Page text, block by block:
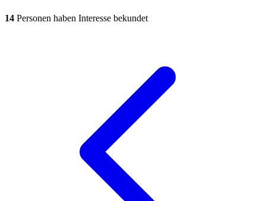
14 Personen haben Interesse bekundet